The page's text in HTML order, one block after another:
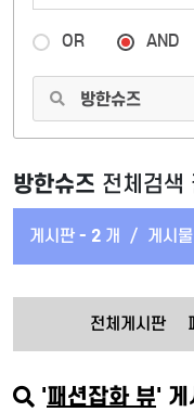
OR AND
방한슈즈 전체검색
게시판 - 2 개 / 게시
전체게시판
'패션잡화 뷰' 게